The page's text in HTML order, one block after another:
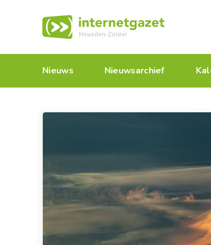
Nieuws Nieuwsarchief